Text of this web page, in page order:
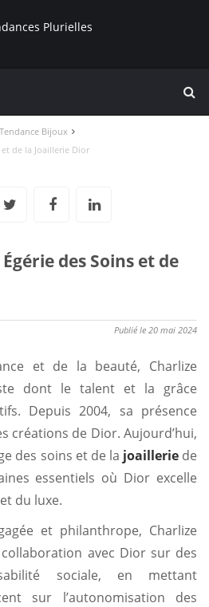
Tendance Bijoux
de la Joaillerie Dior
des Soins et de
Publié le 20 mai 2024
et de la beauté, Charlize
dont le talent et la grâce
Depuis 2004, sa présence
créations de Dior. Aujourd’hui,
des soins et de la joaillerie de
essentiels où Dior excelle
du luxe.
et philanthrope, Charlize
avec Dior sur des
sociale, en mettant
sur l’autonomisation des